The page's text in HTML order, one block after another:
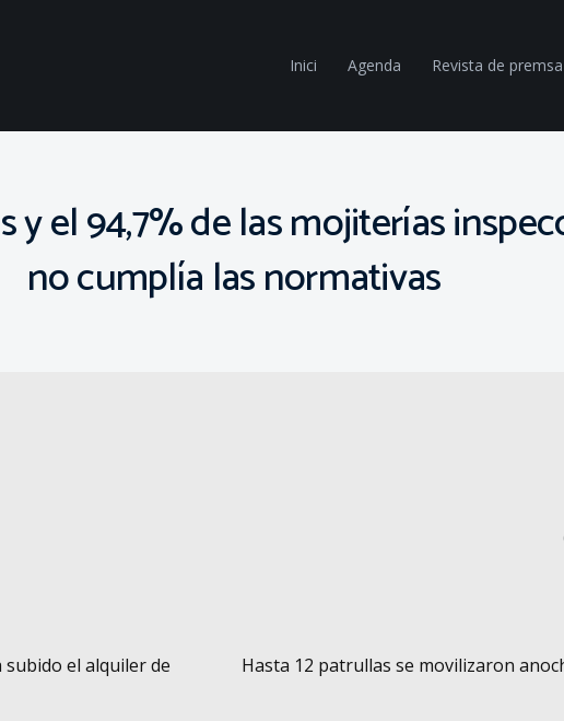
Inici Agenda Revista de
y el 94,7% de las mojiterías
no cumplía las normativas
subido el alquiler de
Hasta 12 patrullas se movilizaron